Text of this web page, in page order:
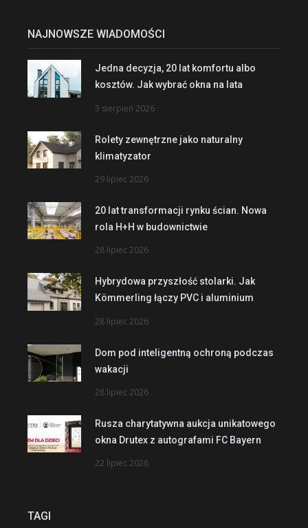
NAJNOWSZE WIADOMOŚCI
Jedna decyzja, 20 lat komfortu albo
kosztów. Jak wybrać okna na lata
3 sierpień 2026
Rolety zewnętrzne jako naturalny
klimatyzator
29 lipiec 2026
20 lat transformacji rynku ścian. Nowa
rola H+H w budownictwie
28 lipiec 2026
Hybrydowa przyszłość stolarki. Jak
Kömmerling łączy PVC i aluminium
28 lipiec 2026
Dom pod inteligentną ochroną podczas
wakacji
28 lipiec 2026
Rusza charytatywna aukcja unikatowego
okna Drutex z autografami FC Bayern
22 lipiec 2026
TAGI